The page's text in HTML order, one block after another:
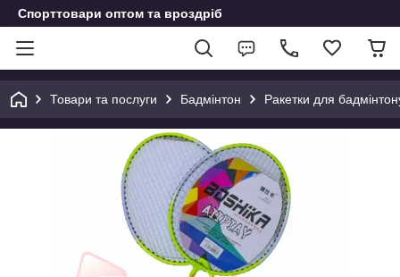
Спорттовари оптом та вроздріб
Товари та послуги Бадмінтон Ракетки для